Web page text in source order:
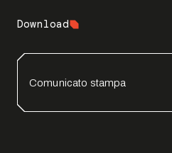
Download
Comunicato stampa